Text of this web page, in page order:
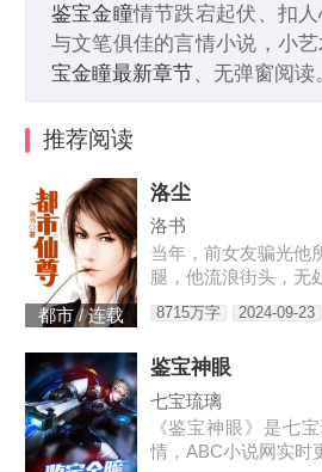
鉴宝金瞳情节跌宕起伏、扣
与文笔俱佳的言情小说，小
宝金瞳最新章节、无弹窗阅读
推荐阅读
都市 / 连载
洛尘
洛书
当年，前女友骗光他
腿，他流浪街头，无
来，一人可挡千万敌！
8715万字 2024-09-23
鉴宝神眼
七宝琉璃
《鉴宝神眼》是七
情，ABC小说网实时